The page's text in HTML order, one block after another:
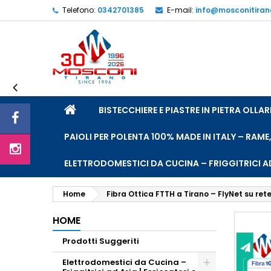
Telefono: 0342701385 E-mail:
HOMEBISTECCHIERE E PIASTRE IN PIETRA
PAIOLI PER POLENTA 100% MADE IN ITALY –
ELETTRODOMESTICI DA CUCINA – FRIGGITRICI
Home Fibra Ottica FTTH a Tirano – FlyNet su
HOME
Prodotti Suggeriti
Elettrodomestici da Cucina –